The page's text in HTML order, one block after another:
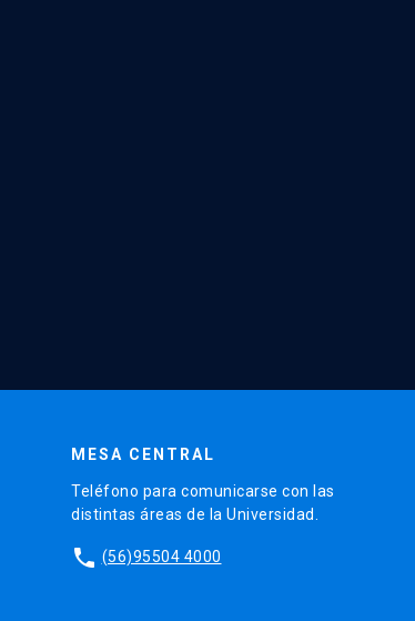
MESA CENTRAL
Teléfono para comunicarse con las
distintas áreas de la Universidad.
phone (56)95504 4000